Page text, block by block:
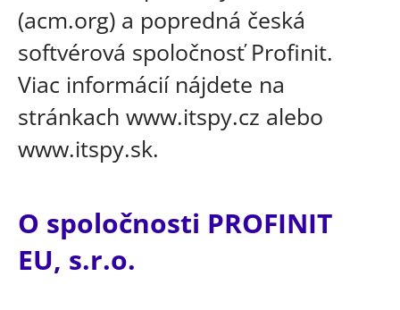
(acm.org) a popredná česká
softvérová spoločnosť Profinit.
Viac informácií nájdete na
stránkach www.itspy.cz alebo
www.itspy.sk.
O spoločnosti PROFINIT
EU, s.r.o.